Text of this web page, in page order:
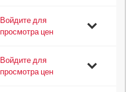
Войдите для
просмотра цен
Войдите для
просмотра цен